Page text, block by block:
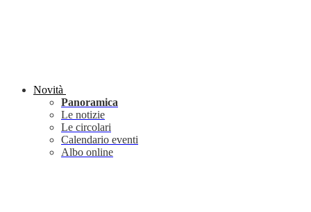
Novità
Panoramica
Le notizie
Le circolari
Calendario eventi
Albo online